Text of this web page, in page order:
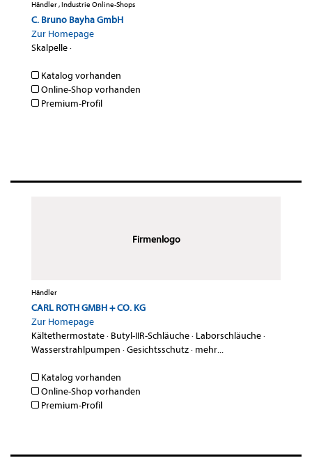
Händler , Industrie Online-Shops
C. Bruno Bayha GmbH
Zur Homepage
Skalpelle·
Katalog vorhanden
Online-Shop vorhanden
Premium-Profil
Firmenlogo
Händler
CARL ROTH GMBH + CO. KG
Zur Homepage
Kältethermostate· Butyl-IIR-Schläuche· Laborschläuche·
Wasserstrahlpumpen ·Gesichtsschutz· mehr...
Katalog vorhanden
Online-Shop vorhanden
Premium-Profil